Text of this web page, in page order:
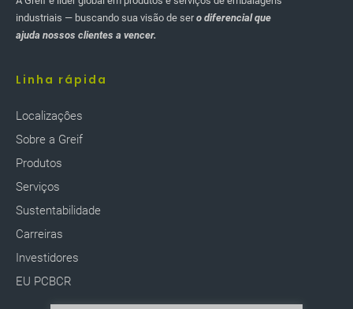
industriais — buscando sua visão de sero diferencial que
ajuda nossos clientes a vencer.
Linha rápida
Localizaçôes
Sobre a Greif
Produtos
Serviços
Sustentabilidade
Carreiras
Investidores
EU PCBCR